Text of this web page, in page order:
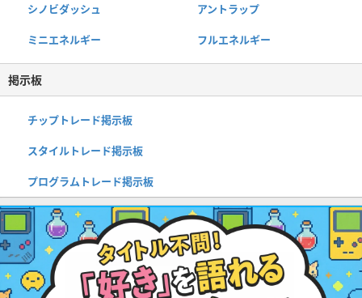
シノビダッシュ アントラップ
ミニエネルギー フルエネルギー
掲示板
チップトレード掲示板
スタイルトレード掲示板
プログラムトレード掲示板